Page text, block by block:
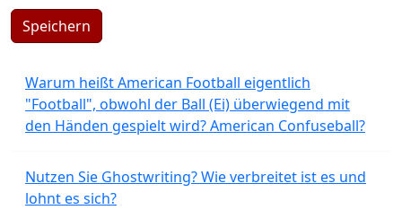
Speichern
Warum heißt American Football eigentlich
"Football", obwohl der Ball (Ei) überwiegend mit
den Händen gespielt wird? American Confuseball?
Nutzen Sie Ghostwriting? Wie verbreitet ist es und
lohnt es sich?